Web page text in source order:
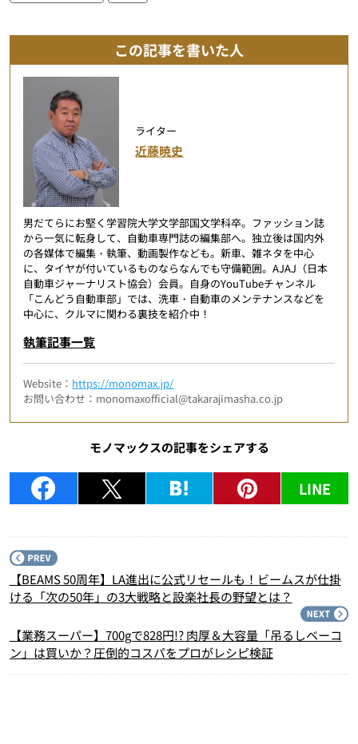
この記事を書いた人
ライター
近藤暁史
男だてらにお堅く学習院大学文学部国文学科卒。ファッション誌
から一気に転身して、自動車専門誌の編集部へ。独立後は国内外
の各媒体で編集・執筆、動画製作なども。新車、雑ネタを中心
に、タイヤが付いているものならなんでも守備範囲。AJAJ（日本
自動車ジャーナリスト協会）会員。自身のYouTubeチャンネル
「こんどう自動車部」では、洗車・自動車のメンテナンスなどを
中心に、クルマに関わる裏技を紹介中！
執筆記事一覧
Website： https://monomax.jp/
お問い合わせ：monomaxofficial@takarajimasha.co.jp
モノマックスの記事をシェアする
LINE
【BEAMS 50周年】LA進出に公式リセールも！ビームスが仕掛
ける「次の50年」の3大戦略と設楽社長の野望とは？
【業務スーパー】700gで828円!? 肉厚＆大容量「吊るしベーコ
ン」は買いか？圧倒的コスパをプロがレシピ検証